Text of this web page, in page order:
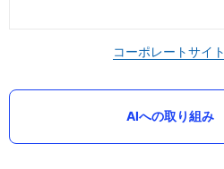
コーポレートサイト
AIへの取り組み